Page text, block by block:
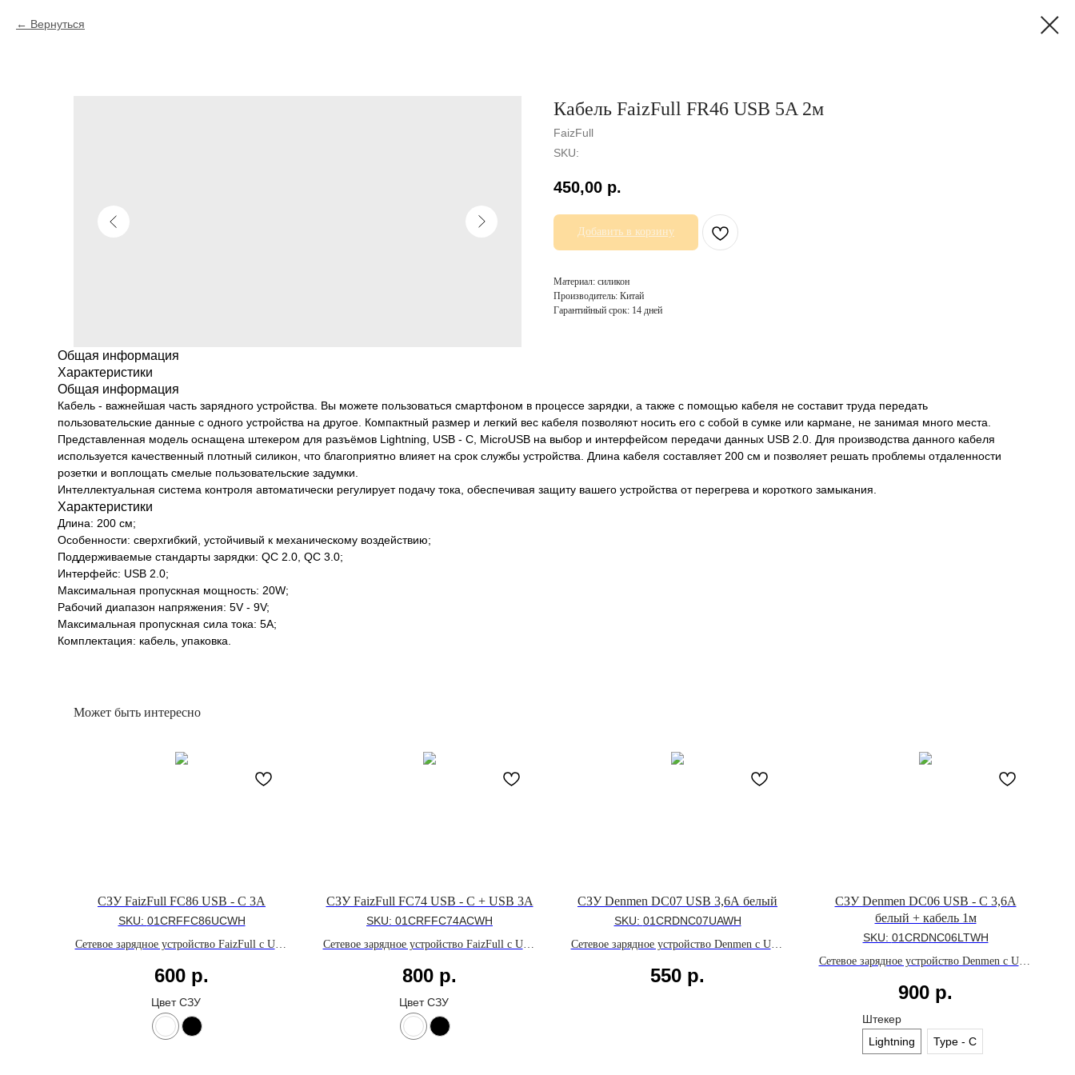
Вернуться
Кабель FaizFull FR46 USB 5A 2м
FaizFull
SKU:
450,00 р.
Добавить в корзину
Материал: силикон
Производитель: Китай
Гарантийный срок: 14 дней
Общая информация
Характеристики
Общая информация
Кабель - важнейшая часть зарядного устройства. Вы можете пользоваться смартфоном в процессе зарядки, а также с помощью кабеля не составит труда передать
пользовательские данные с одного устройства на другое. Компактный размер и легкий вес кабеля позволяют носить его с собой в сумке или кармане, не занимая много места.
Представленная модель оснащена штекером для разъёмов Lightning, USB - C, MicroUSB на выбор и интерфейсом передачи данных USB 2.0. Для производства данного кабеля
используется качественный плотный силикон, что благоприятно влияет на срок службы устройства. Длина кабеля составляет 200 см и позволяет решать проблемы отдаленности
розетки и воплощать смелые пользовательские задумки.
Интеллектуальная система контроля автоматически регулирует подачу тока, обеспечивая защиту вашего устройства от перегрева и короткого замыкания.
Характеристики
Длина: 200 см;
Особенности: сверхгибкий, устойчивый к механическому воздействию;
Поддерживаемые стандарты зарядки: QC 2.0, QC 3.0;
Интерфейс: USB 2.0;
Максимальная пропускная мощность: 20W;
Рабочий диапазон напряжения: 5V - 9V;
Максимальная пропускная сила тока: 5A;
Комплектация: кабель, упаковка.
Может быть интересно
СЗУ FaizFull FC86 USB - C 3A
SKU: 01CRFFC86UCWH
Сетевое зарядное устройство FaizFull с USB
поддержкой быстрой зарядки Power
600 р.
Цвет СЗУ
СЗУ FaizFull FC74 USB - C + USB 3A
SKU: 01CRFFC74ACWH
Сетевое зарядное устройство FaizFull с USB
и поддержкой быстрой зарядки Power
800 р.
Цвет СЗУ
СЗУ Denmen DC07 USB 3,6A белый
SKU: 01CRDNC07UAWH
Сетевое зарядное устройство Denmen с USB
быстрой зарядки Qualcomm Quick Charge
550 р.
СЗУ Denmen DC06 USB - C 3,6A
белый + кабель 1м
SKU: 01CRDNC06LTWH
Сетевое зарядное устройство Denmen с USB
быстрой зарядки Power Delivery 3.0 и
900 р.
Штекер
Lightning
Type - C